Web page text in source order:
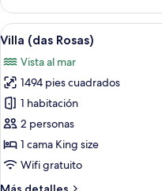
Deluxe
with
Sea
Abrir
todas
las
fotos
de
Villa
(das
Rosas)
16
Villa (das Rosas)
Vista al mar
1494 pies cuadrados
1 habitación
2 personas
1 cama King size
Wifi gratuito
Más